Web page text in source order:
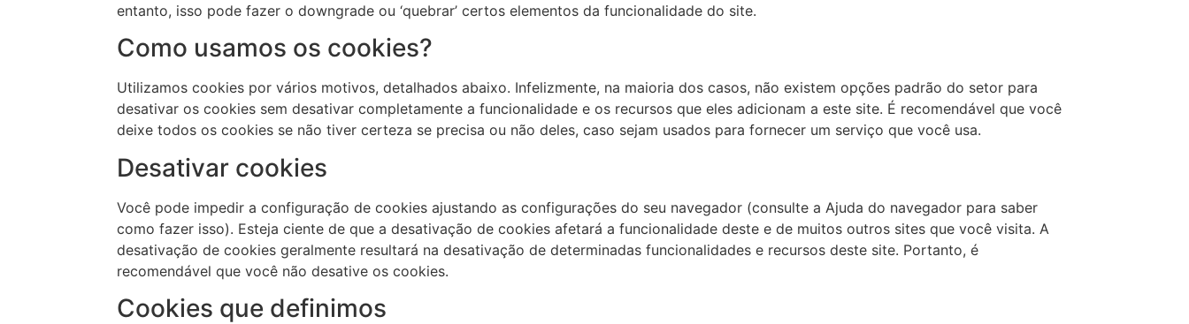
entanto, isso pode fazer o downgrade ou ‘quebrar’ certos elementos da funcionalidade do site.
Como usamos os cookies?
Utilizamos cookies por vários motivos, detalhados abaixo. Infelizmente, na maioria dos casos, não existem opções padrão do setor para
desativar os cookies sem desativar completamente a funcionalidade e os recursos que eles adicionam a este site. É recomendável que você
deixe todos os cookies se não tiver certeza se precisa ou não deles, caso sejam usados para fornecer um serviço que você usa.
Desativar cookies
Você pode impedir a configuração de cookies ajustando as configurações do seu navegador (consulte a Ajuda do navegador para saber
como fazer isso). Esteja ciente de que a desativação de cookies afetará a funcionalidade deste e de muitos outros sites que você visita. A
desativação de cookies geralmente resultará na desativação de determinadas funcionalidades e recursos deste site. Portanto, é
recomendável que você não desative os cookies.
Cookies que definimos